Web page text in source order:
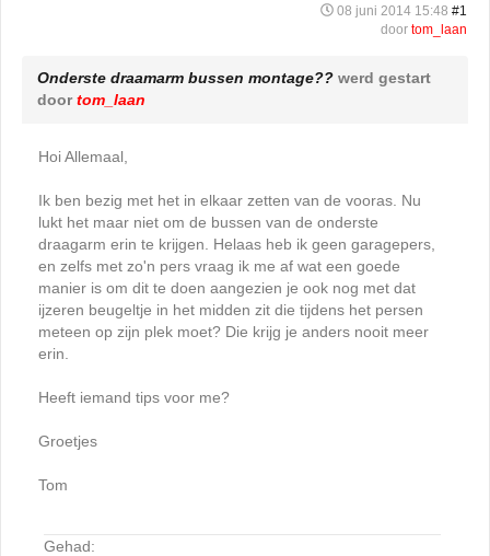
08 juni 2014 15:48 #1
door tom_laan
Onderste draamarm bussen montage?? werd gestart
doortom_laan
Hoi Allemaal,
Ik ben bezig met het in elkaar zetten van de vooras. Nu
lukt het maar niet om de bussen van de onderste
draagarm erin te krijgen. Helaas heb ik geen garagepers,
en zelfs met zo'n pers vraag ik me af wat een goede
manier is om dit te doen aangezien je ook nog met dat
ijzeren beugeltje in het midden zit die tijdens het persen
meteen op zijn plek moet? Die krijg je anders nooit meer
erin.
Heeft iemand tips voor me?
Groetjes
Tom
Gehad: